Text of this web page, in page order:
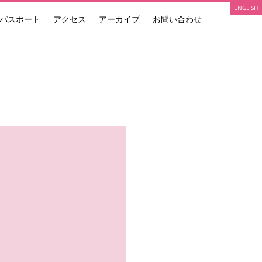
スポート アクセス アーカイブ お問い合わせ
ENGLISH